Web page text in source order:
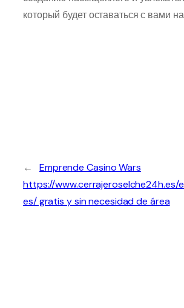
который будет оставаться с вами
←
Emprende Casino Wars
https://www.cerrajeroselche24h.es/
es/ gratis y sin necesidad de área